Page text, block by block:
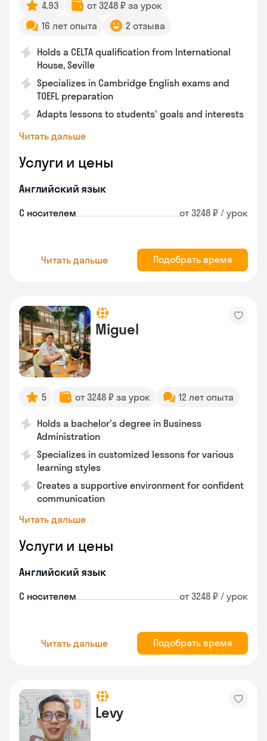
4.93
от 3248 ₽ за урок
16 лет опыта
2 отзыва
Holds a CELTA qualification from International
House, Seville
Specializes in Cambridge English exams and
TOEFL preparation
Adapts lessons to students' goals and interests
Читать дальше
Услуги и цены
Английский язык
С носителем от 3248 ₽ / урок
Читать дальше Подобрать время
Miguel
5 от 3248 ₽ за урок 12 лет опыта
Holds a bachelor's degree in Business
Administration
Specializes in customized lessons for various
learning styles
Creates a supportive environment for confident
communication
Читать дальше
Услуги и цены
Английский язык
С носителем от 3248 ₽ / урок
Читать дальше Подобрать время
Levy